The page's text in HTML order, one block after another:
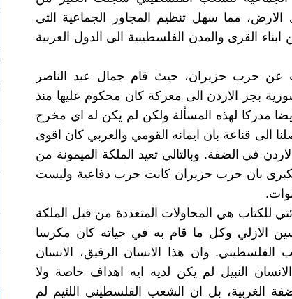
الارض، مما سهل تنظيم المجاور الجماعية التي
القرى والمدن الفلسطينية الى الدول العربية
عن حرب حزيران، حيث قام جمال عبد الناصر
بجر الاردن الى معركة كان محكوم عليها منذ
مدركا لهذه المسألة ولكن لم يكن له اي مخرج
الى قناعة بان ايمانه القومي والعربي كان اقوى
في الضفة. وبالتالي تعيد الملكة الميمونة من
الكبرى بان حرب حزيران كانت حرب دفاعية وليست
للكتاب هي المحاولات المتعددة من قبل الملكة
الازلي وكل ما قام به في حياته كان مكرسا
الفلسطيني. وان هذا الانسان الرقيق، الانسان
النبيل لم يكن لديه ايه اهداف خاصة ولا
الغربية، بل ان الشعب الفلسطيني اللئيم لم